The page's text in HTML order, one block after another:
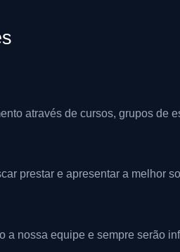
através de cursos, grupos de
prestar e apresentar a melhor
nossa equipe e sempre serão